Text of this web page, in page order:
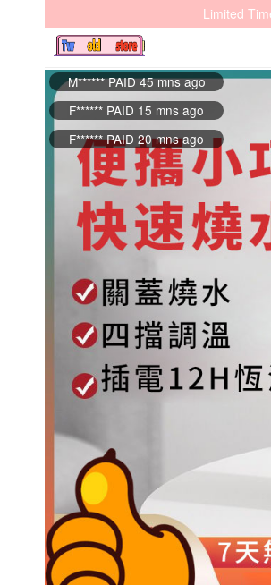
Limited
F****** PAID 15 mns ago
F****** PAID 20 mns ago
X****** PAID 45 mns ago
B****** PAID 30 mns ago
A****** PAID A few sec ago
L****** PAID 5 mns ago
L****** PAID 3 hrs ago
C****** PAID 3 hrs ago
O****** PAID 5 mns ago
L****** PAID 20 sec ago
Q****** PAID 20 mns ago
V****** PAID 20 sec ago
W****** PAID A few sec ago
J****** PAID A few sec ago
D****** PAID 20 mns ago
P****** PAID 12 mns ago